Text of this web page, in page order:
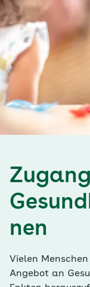
nen
Vielen
Angebot an